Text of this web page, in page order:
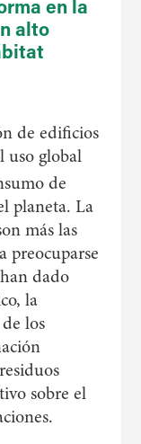
en la
alto
de edificios
uso global
de
planeta. La
más las
preocuparse
dado
la
los
sobre el